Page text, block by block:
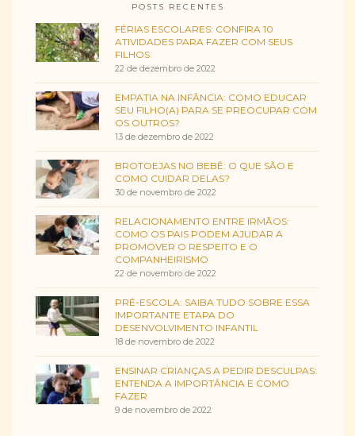
POSTS RECENTES
FÉRIAS ESCOLARES: CONFIRA 10
ATIVIDADES PARA FAZER COM SEUS
FILHOS
22 de dezembro de 2022
EMPATIA NA INFÂNCIA: COMO EDUCAR
SEU FILHO(A) PARA SE PREOCUPAR COM
OS OUTROS?
13 de dezembro de 2022
BROTOEJAS NO BEBÊ: O QUE SÃO E
COMO CUIDAR DELAS?
30 de novembro de 2022
RELACIONAMENTO ENTRE IRMÃOS:
COMO OS PAIS PODEM AJUDAR A
PROMOVER O RESPEITO E O
COMPANHEIRISMO
22 de novembro de 2022
PRÉ-ESCOLA: SAIBA TUDO SOBRE ESSA
IMPORTANTE ETAPA DO
DESENVOLVIMENTO INFANTIL
18 de novembro de 2022
ENSINAR CRIANÇAS A PEDIR DESCULPAS:
ENTENDA A IMPORTÂNCIA E COMO
FAZER
9 de novembro de 2022